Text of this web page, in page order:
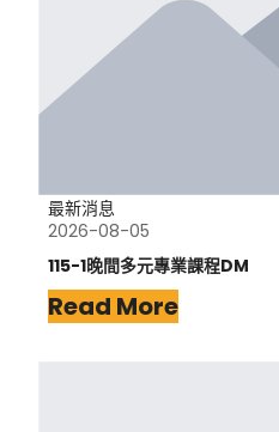
最新消息
2026-08-05
115-1晚間多元專業課程DM
Read More